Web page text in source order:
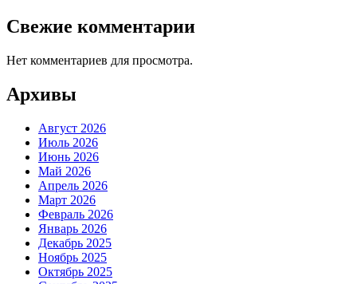
Свежие комментарии
Нет комментариев для просмотра.
Архивы
Август 2026
Июль 2026
Июнь 2026
Май 2026
Апрель 2026
Март 2026
Февраль 2026
Январь 2026
Декабрь 2025
Ноябрь 2025
Октябрь 2025